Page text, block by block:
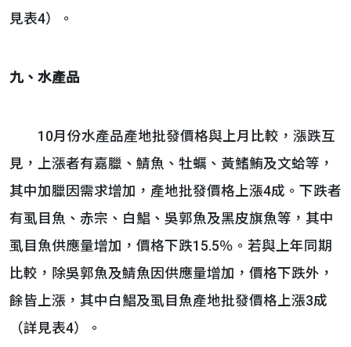
見表4）。
九、水產品
10月份水產品產地批發價格與上月比較，漲跌互
見，上漲者有嘉臘、鯖魚、牡蠣、黃鰭鮪及文蛤等，
其中加臘因需求增加，產地批發價格上漲4成。下跌者
有虱目魚、赤宗、白鯧、吳郭魚及黑皮旗魚等，其中
虱目魚供應量增加，價格下跌15.5％。若與上年同期
比較，除吳郭魚及鯖魚因供應量增加，價格下跌外，
餘皆上漲，其中白鯧及虱目魚產地批發價格上漲3成
（詳見表4）。